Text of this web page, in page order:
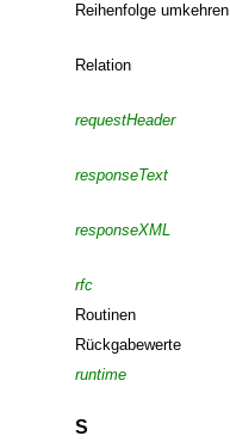
Reihenfolge umkehren
Relation
requestHeader
responseText
responseXML
rfc
Routinen
Rückgabewerte
runtime
S